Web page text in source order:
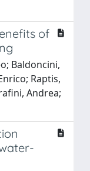
of
Baldoncini,
Raptis,
Andrea;